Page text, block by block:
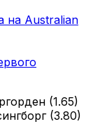
на Australian
(1.65)
(3.80)